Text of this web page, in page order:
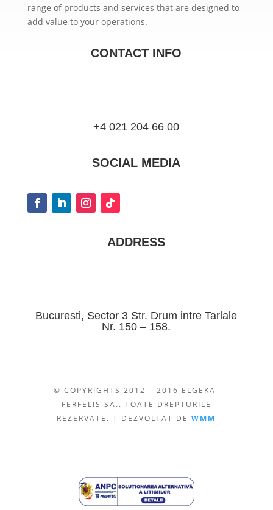
range of products and services that are designed to
add value to your operations.
CONTACT INFO
+4 021 204 66 00
SOCIAL MEDIA
ADDRESS
Bucuresti, Sector 3 Str. Drum intre Tarlale
Nr. 150 – 158.
© COPYRIGHTS 2012 – 2016 ELGEKA-
FERFELIS SA.. TOATE DREPTURILE
REZERVATE. | DEZVOLTAT DEWMM